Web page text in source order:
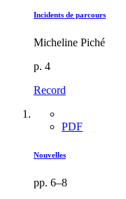
Incidents de parcours
Micheline Piché
p. 4
Record
PDF
Nouvelles
pp. 6–8